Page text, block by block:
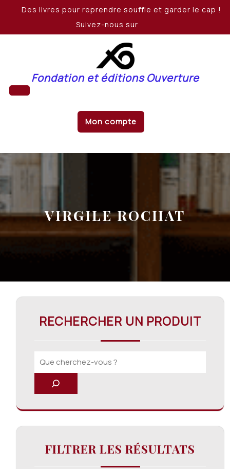
Des livres pour reprendre souffle et garder le cap !
Suivez-nous sur
Fondation et éditions Ouverture
Mon compte
VIRGILE ROCHAT
RECHERCHER UN PRODUIT
FILTRER LES RÉSULTATS